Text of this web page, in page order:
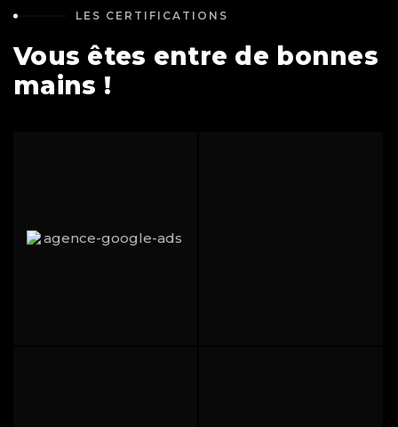
LES CERTIFICATIONS
Vous êtes entre de bonnes
mains !